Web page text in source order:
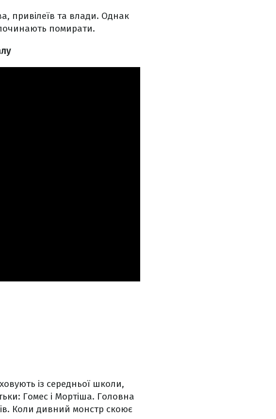
привілеїв та влади. Однак
помирати.
із середньої школи,
Гомес і Мортіша. Головна
Коли дивний монстр скоює